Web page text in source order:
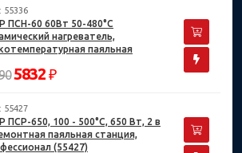
55336
ПСН-60 60Вт 50-480°C
нагреватель,
паяльная
5832 ₽
55427
ПСР-650, 100 - 500°С, 650 Вт, 2 в
паяльная станция,
(55427)